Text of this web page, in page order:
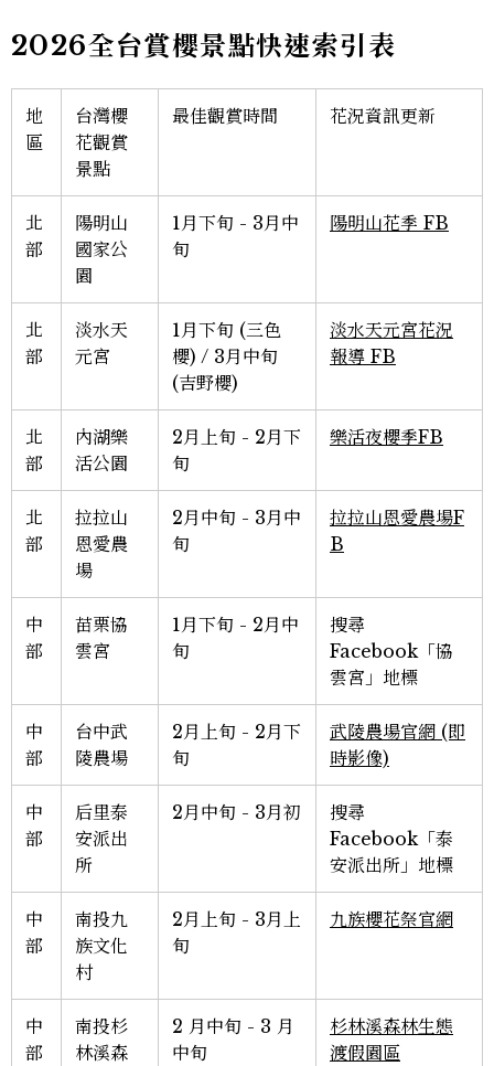
2026全台賞櫻景點快速索引表
地
區
台灣櫻
花觀賞
景點
最佳觀賞時間 花況資訊更新
北
部
陽明山
國家公
園
1月下旬 - 3月中
旬
陽明山花季 FB
北
部
淡水天
元宮
1月下旬 (三色
櫻) / 3月中旬
(吉野櫻)
淡水天元宮花況
報導 FB
北
部
內湖樂
活公園
2月上旬 - 2月下
旬
樂活夜櫻季FB
北
部
拉拉山
恩愛農
場
2月中旬 - 3月中
旬
拉拉山恩愛農場F
B
中
部
苗栗協
雲宮
1月下旬 - 2月中
旬
搜尋
Facebook「協
雲宮」地標
中
部
台中武
陵農場
2月上旬 - 2月下
旬
武陵農場官網 (即
時影像)
中
部
后里泰
安派出
所
2月中旬 - 3月初
搜尋
Facebook「泰
安派出所」地標
中
部
南投九
族文化
村
2月上旬 - 3月上
旬
九族櫻花祭官網
中
部
南投杉
林溪森
2 月中旬 - 3 月
中旬
杉林溪森林生態
渡假園區